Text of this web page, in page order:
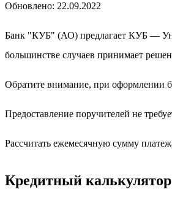
Обновлено: 22.09.2022
Банк "КУБ" (АО) предлагает КУБ —
большинстве случаев принимает
Обратите внимание, при оформлении
Предоставление поручителей не
Рассчитать ежемесячную сумму
Кредитный калькулятор